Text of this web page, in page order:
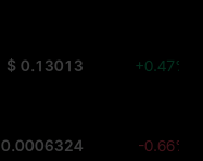
$ 0.13013 +0.47%
DOG -0.66%